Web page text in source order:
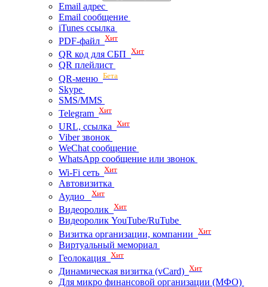
Email адрес
Email сообщение
iTunes ссылка
PDF-файл Хит
QR код для СБП Хит
QR плейлист
QR-меню Бета
Skype
SMS/MMS
Telegram Хит
URL, ссылка Хит
Viber звонок
WeChat сообщение
WhatsApp сообщение или звонок
Wi-Fi сеть Хит
Автовизитка
Аудио Хит
Видеоролик Хит
Видеоролик YouTube/RuTube
Визитка организации, компании Хит
Виртуальный мемориал
Геолокация Хит
Динамическая визитка (vCard) Хит
Для микро финансовой организации (МФО)